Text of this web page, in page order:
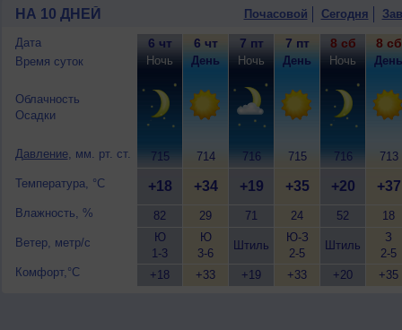
НА 10 ДНЕЙ Почасовой Сегодня
Дата
Время суток
Облачность
Осадки
Давление, мм. рт. ст.
Температура, °C
Влажность, %
Ветер, метр/с
Комфорт,°C
6 чт
Ночь
715
+18
82
Ю
1-3
+18
6 чт
День
714
+34
29
Ю
3-6
+33
7 пт
Ночь
716
+19
71
Штиль
+19
7 пт
День
715
+35
24
Ю-З
2-5
+33
8 сб
Ночь
716
+20
52
Штиль
+20
8 сб
День
713
+37
18
З
2-5
+35